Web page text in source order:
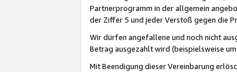
Partnerprogramm in der allgemein
der Ziffer 5 und jeder Verstoß gegen die
Wir dürfen angefallene und noch nicht
Betrag ausgezahlt wird (beispielsweise
Mit Beendigung dieser Vereinbarung